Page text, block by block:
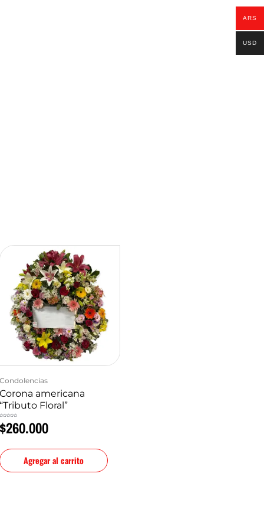
Condolencias
Corona americana
“Tributo Floral”
en
0
de
$260.000
Agregar al carrito
ARS
USD